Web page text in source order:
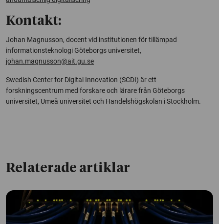
Kontakt:
Johan Magnusson, docent vid institutionen för tillämpad
informationsteknologi Göteborgs universitet,
johan.magnusson@ait.gu.se
Swedish Center for Digital Innovation (SCDI) är ett
forskningscentrum med forskare och lärare från Göteborgs
universitet, Umeå universitet och Handelshögskolan i Stockholm.
Relaterade artiklar